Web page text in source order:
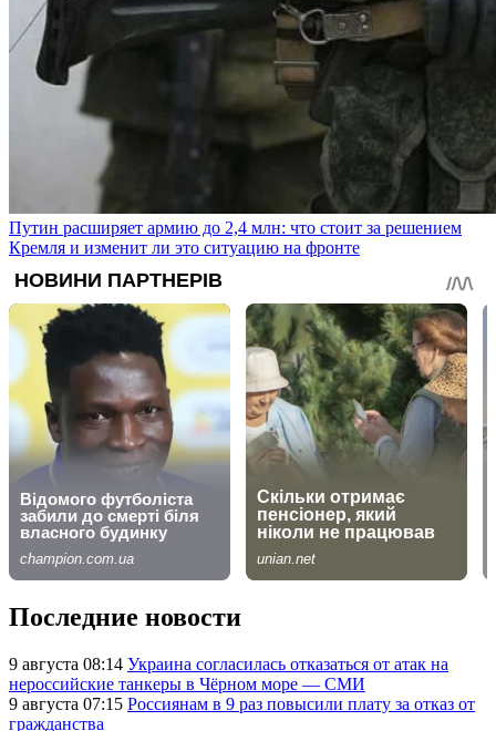
Путин расширяет армию до 2,4 млн: что стоит за решением
Кремля и изменит ли это ситуацию на фронте
Последние новости
9 августа 08:14 Украина согласилась отказаться от атак на
нероссийские танкеры в Чёрном море — СМИ
9 августа 07:15 Россиянам в 9 раз повысили плату за отказ от
гражданства